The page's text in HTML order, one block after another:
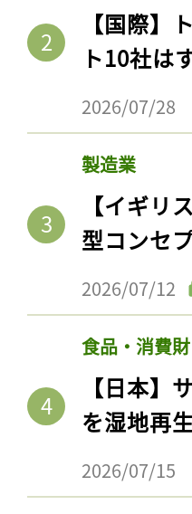
【国際】
ト10社は
2026/07/28
製造業
【イギリ
型コンセ
2026/07/12
食品・消費
【日本】
を湿地再
2026/07/15